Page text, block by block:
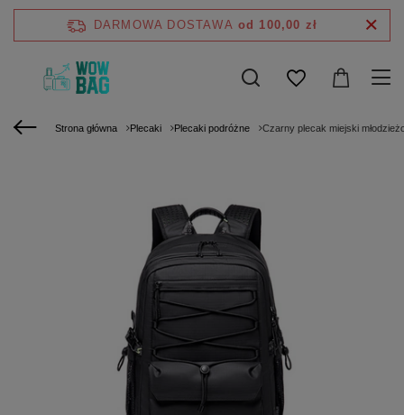
DARMOWA DOSTAWA od 100,00 zł
Strona główna Plecaki Plecaki podróżne Czarny plecak miejski